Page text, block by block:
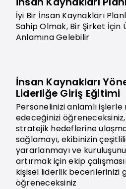
İyi Bir İnsan Kaynakları
Sahip Olmak, Bir Şirket İçin
Anlamına Gelebilir
İnsan Kaynakları
Liderliğe Giriş Eğitimi
Personelinizi anlamlı işlerle
edeceğinizi
stratejik hedeflerine
sağlamayı, ekibinizin
yararlanmayı ve
artırmak için ekip
kişisel liderlik becerilerinizi
öğreneceksiniz